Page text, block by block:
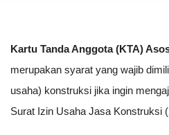
Kartu Tanda Anggota (KTA)
merupakan syarat yang wajib
usaha) konstruksi jika ingin
Surat Izin Usaha Jasa Konstruksi